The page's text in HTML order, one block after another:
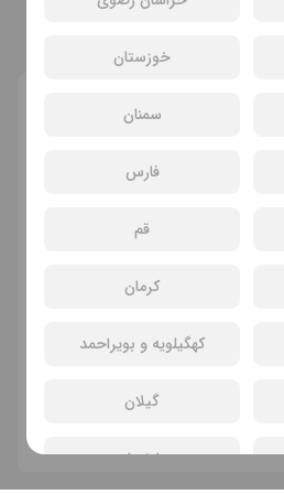
خوزستان
سمنان
فارس
قم
کرمان
کهگیلویه و بویراحمد
گیلان
مازندران
جیسون بیتمن
جاناتان کی کوان